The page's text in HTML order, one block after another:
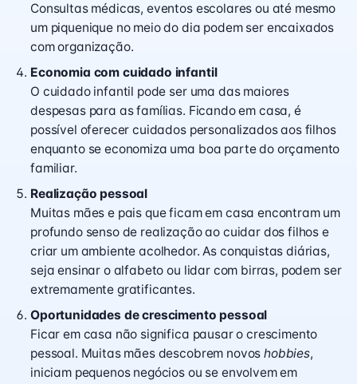
Consultas médicas, eventos escolares ou até mesmo
um piquenique no meio do dia podem ser encaixados
com organização.
Economia com cuidado infantil
O cuidado infantil pode ser uma das maiores
despesas para as famílias. Ficando em casa, é
possível oferecer cuidados personalizados aos filhos
enquanto se economiza uma boa parte do orçamento
familiar.
Realização pessoal
Muitas mães e pais que ficam em casa encontram um
profundo senso de realização ao cuidar dos filhos e
criar um ambiente acolhedor. As conquistas diárias,
seja ensinar o alfabeto ou lidar com birras, podem ser
extremamente gratificantes.
Oportunidades de crescimento pessoal
Ficar em casa não significa pausar o crescimento
pessoal. Muitas mães descobrem novoshobbies,
iniciam pequenos negócios ou se envolvem em